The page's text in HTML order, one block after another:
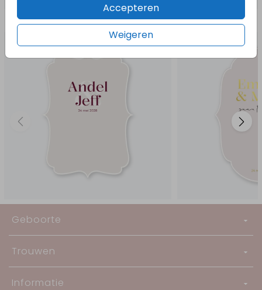
Accepteren
Weigeren
Meer in deze stijl
Geboorte
Trouwen
Informatie